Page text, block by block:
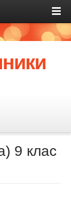
9 клас